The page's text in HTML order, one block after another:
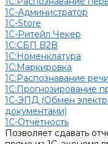
1С-Администратор
1С-Store
1С-Ритейл Чекер
1С:СБП B2B
1С:Номенклатура
1С:Маркировка
1С:Распознавание речи
1С:Прогнозирование
1С-ЭПД (Обмен
документами)
1С-Отчётность
Позволяет сдавать